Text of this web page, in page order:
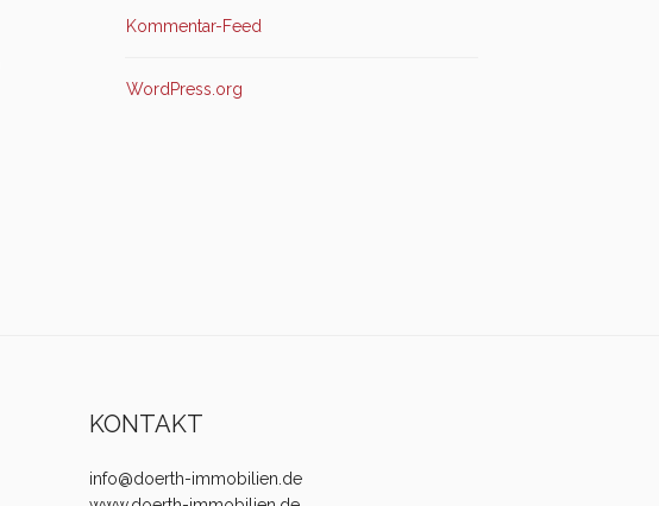
Kommentar-Feed
WordPress.org
KONTAKT
info@doerth-immobilien.de